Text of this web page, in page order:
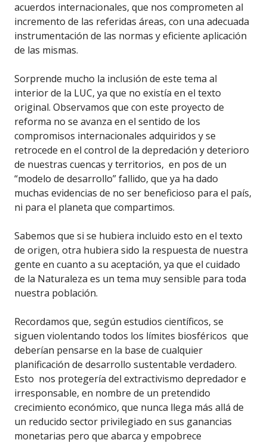
acuerdos internacionales, que nos comprometen al
incremento de las referidas áreas, con una adecuada
instrumentación de las normas y eficiente aplicación
de las mismas.
Sorprende mucho la inclusión de este tema al
interior de la LUC, ya que no existía en el texto
original. Observamos que con este proyecto de
reforma no se avanza en el sentido de los
compromisos internacionales adquiridos y se
retrocede en el control de la depredación y deterioro
de nuestras cuencas y territorios, en pos de un
“modelo de desarrollo” fallido, que ya ha dado
muchas evidencias de no ser beneficioso para el país,
ni para el planeta que compartimos.
Sabemos que si se hubiera incluido esto en el texto
de origen, otra hubiera sido la respuesta de nuestra
gente en cuanto a su aceptación, ya que el cuidado
de la Naturaleza es un tema muy sensible para toda
nuestra población.
Recordamos que, según estudios científicos, se
siguen violentando todos los límites biosféricos que
deberían pensarse en la base de cualquier
planificación de desarrollo sustentable verdadero.
Esto nos protegería del extractivismo depredador e
irresponsable, en nombre de un pretendido
crecimiento económico, que nunca llega más allá de
un reducido sector privilegiado en sus ganancias
monetarias pero que abarca y empobrece